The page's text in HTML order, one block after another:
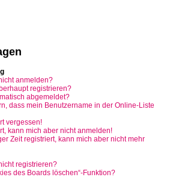
anmelden?
registrieren?
abgemeldet?
dass mein Benutzername in der Online-Liste
vergessen!
kann mich aber nicht anmelden!
Zeit registriert, kann mich aber nicht mehr
registrieren?
des Boards löschen“-Funktion?